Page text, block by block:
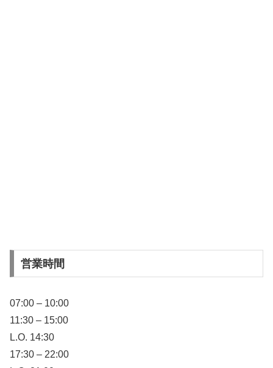
営業時間
07:00 – 10:00
11:30 – 15:00
L.O. 14:30
17:30 – 22:00